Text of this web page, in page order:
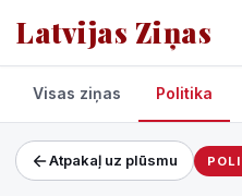
Latvijas Ziņas
Projekti un pakalpojumi
Visas ziņas Politika
Atpakaļ uz plūsmu